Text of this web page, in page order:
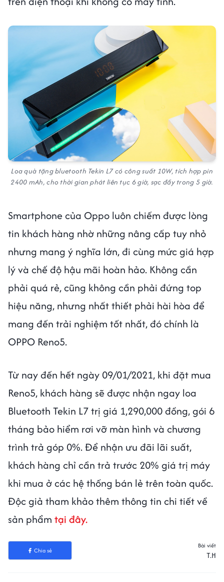
Loa quà tặng bluetooth Tekin L7 có công suất 10W, tích hợp pin
2400 mAh, cho thời gian phát liên tục 6 giờ, sạc đầy trong 5 giờ.
Smartphone của Oppo luôn chiếm được lòng
tin khách hàng nhờ những nâng cấp tuy nhỏ
nhưng mang ý nghĩa lớn, đi cùng mức giá hợp
lý và chế độ hậu mãi hoàn hảo. Không cần
phải quá rẻ, cũng không cần phải đứng top
hiệu năng, nhưng nhất thiết phải hài hòa để
mang đến trải nghiệm tốt nhất, đó chính là
OPPO Reno5.
Từ nay đến hết ngày 09/01/2021, khi đặt mua
Reno5, khách hàng sẽ được nhận ngay loa
Bluetooth Tekin L7 trị giá 1,290,000 đồng, gói 6
tháng bảo hiểm rơi vỡ màn hình và chương
trình trả góp 0%. Để nhận ưu đãi lãi suất,
khách hàng chỉ cần trả trước 20% giá trị máy
khi mua ở các hệ thống bán lẻ trên toàn quốc.
Độc giả tham khảo thêm thông tin chi tiết về
sản phẩm tại đây.
Chia sẻ
Bài viết
T.H